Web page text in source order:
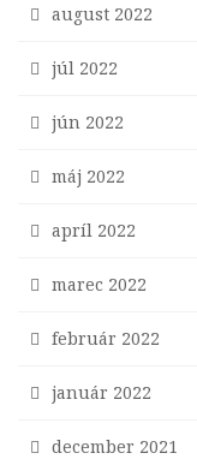
august 2022
júl 2022
jún 2022
máj 2022
apríl 2022
marec 2022
február 2022
január 2022
december 2021